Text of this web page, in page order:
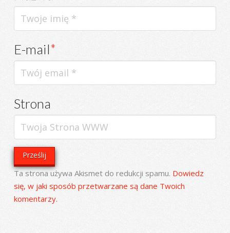
E-mail*
Strona
Ta strona używa Akismet do redukcji spamu. Dowiedz
się, w jaki sposób przetwarzane są dane Twoich
komentarzy.